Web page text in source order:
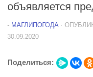
объявляется
- МАГЛИПОГОДА ·
30.09.2020
Поделиться: